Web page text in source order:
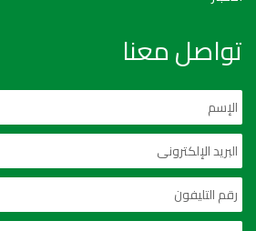
تواصل معنا